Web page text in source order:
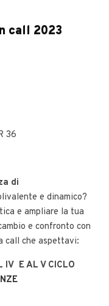
call 2023
36
di
e dinamico?
e ampliare la tua
e confronto con
call che aspettavi:
IV E AL V CICLO